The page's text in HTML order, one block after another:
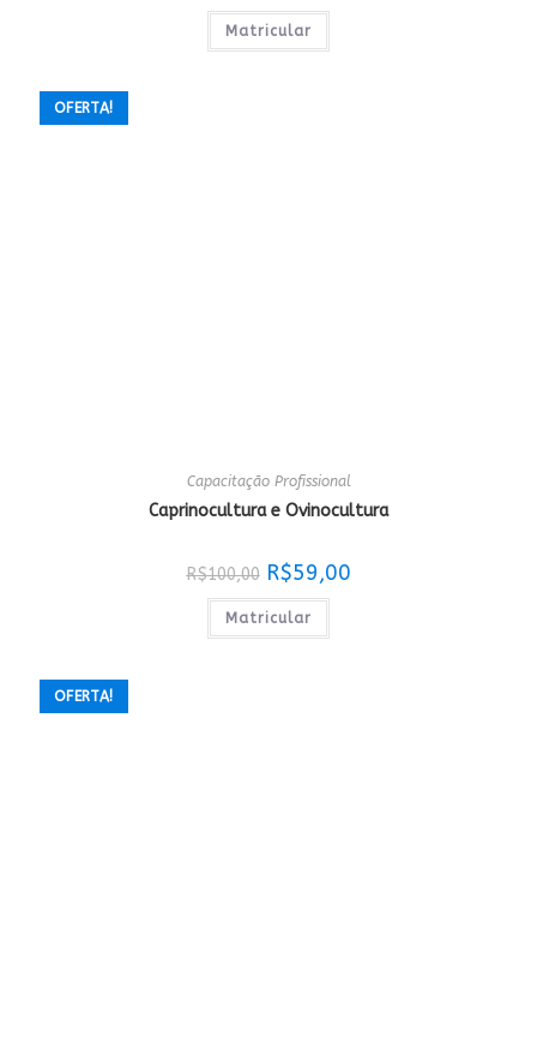
original
era:
R$100,00.
Matricular
OFERTA!
Capacitação Profissional
Caprinocultura e Ovinocultura
R$100,00 O
preço
original
era:
R$100,00.
R$59,00O
Matricular
OFERTA!